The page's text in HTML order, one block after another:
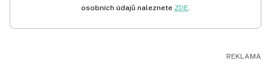
osobních údajů naleznete ZDE